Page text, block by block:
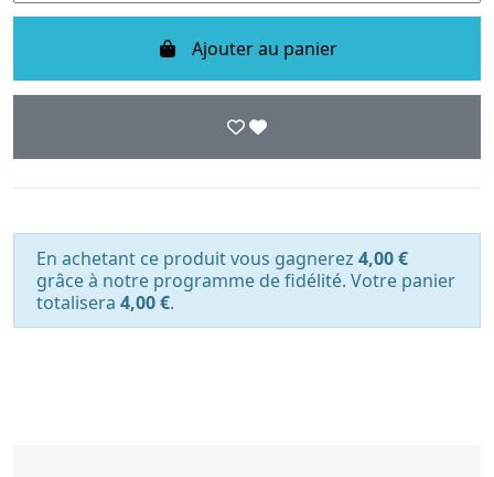
Ajouter au panier
En achetant ce produit vous gagnerez 4,00 €
grâce à notre programme de fidélité. Votre panier
totalisera 4,00 €.